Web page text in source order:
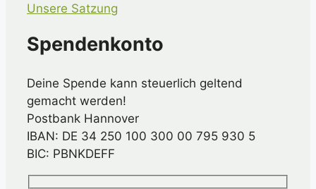
Unsere Satzung
Spendenkonto
Deine Spende kann steuerlich geltend
gemacht werden!
Postbank Hannover
IBAN: DE 34 250 100 300 00 795 930 5
BIC: PBNKDEFF